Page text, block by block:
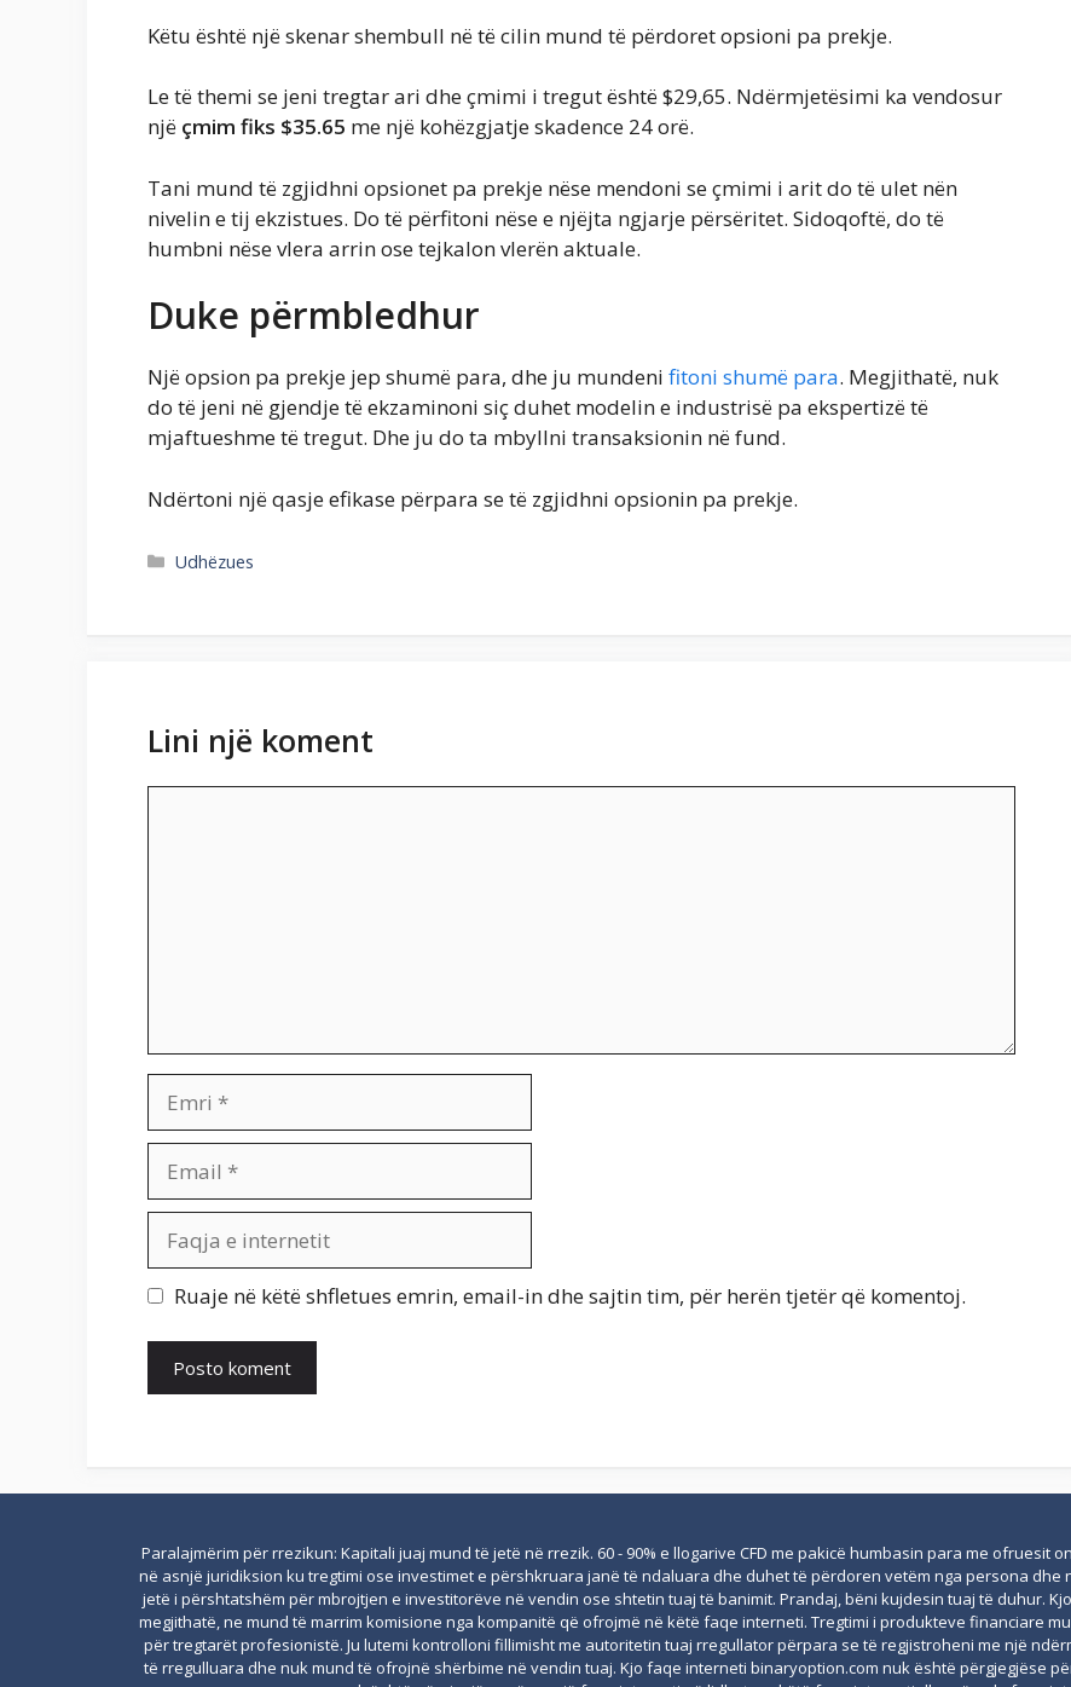
Këtu është një skenar shembull në të cilin mund të përdoret opsioni pa prekje.
Le të themi se jeni tregtar ari dhe çmimi i tregut është $29,65. Ndërmjetësimi ka vendosur
një çmim fiks $35.65 me një kohëzgjatje skadence 24 orë.
Tani mund të zgjidhni opsionet pa prekje nëse mendoni se çmimi i arit do të ulet nën
nivelin e tij ekzistues. Do të përfitoni nëse e njëjta ngjarje përsëritet. Sidoqoftë, do të
humbni nëse vlera arrin ose tejkalon vlerën aktuale.
Duke përmbledhur
Një opsion pa prekje jep shumë para, dhe ju mundeni fitoni shumë para. Megjithatë, nuk
do të jeni në gjendje të ekzaminoni siç duhet modelin e industrisë pa ekspertizë të
mjaftueshme të tregut. Dhe ju do ta mbyllni transaksionin në fund.
Ndërtoni një qasje efikase përpara se të zgjidhni opsionin pa prekje.
Kategoritë
Udhëzues
Lini një koment
internetit
Ruaje në këtë shfletues emrin, email-in dhe sajtin tim, për herën tjetër që komentoj.
Paralajmërim për rrezikun: Kapitali juaj mund të jetë në rrezik. 60 - 90% e llogarive CFD me pakicë humbasin para me
në asnjë juridiksion ku tregtimi ose investimet e përshkruara janë të ndaluara dhe duhet të përdoren vetëm nga persona dhe
jetë i përshtatshëm për mbrojtjen e investitorëve në vendin ose shtetin tuaj të banimit. Prandaj, bëni kujdesin tuaj të duhur.
megjithatë, ne mund të marrim komisione nga kompanitë që ofrojmë në këtë faqe interneti. Tregtimi i produkteve financiare
për tregtarët profesionistë. Ju lutemi kontrolloni fillimisht me autoritetin tuaj rregullator përpara se të regjistroheni me një
të rregulluara dhe nuk mund të ofrojnë shërbime në vendin tuaj. Kjo faqe interneti binaryoption.com nuk është përgjegjëse